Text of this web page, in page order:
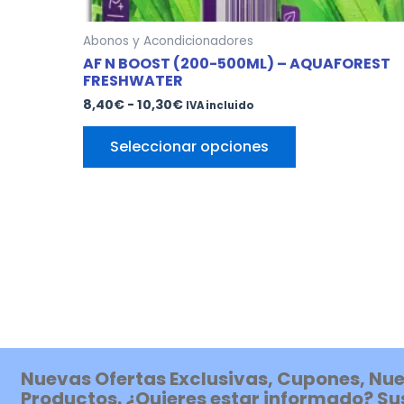
Abonos y Acondicionadores
AF N BOOST (200-500ML) – AQUAFOREST
FRESHWATER
8,40€ - 10,30€ IVA incluido
Seleccionar opciones
Nuevas Ofertas Exclusivas, Cupones,
Productos. ¿Quieres estar informado?